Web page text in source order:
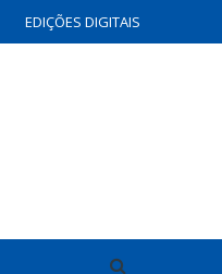
EDIÇÕES DIGITAIS